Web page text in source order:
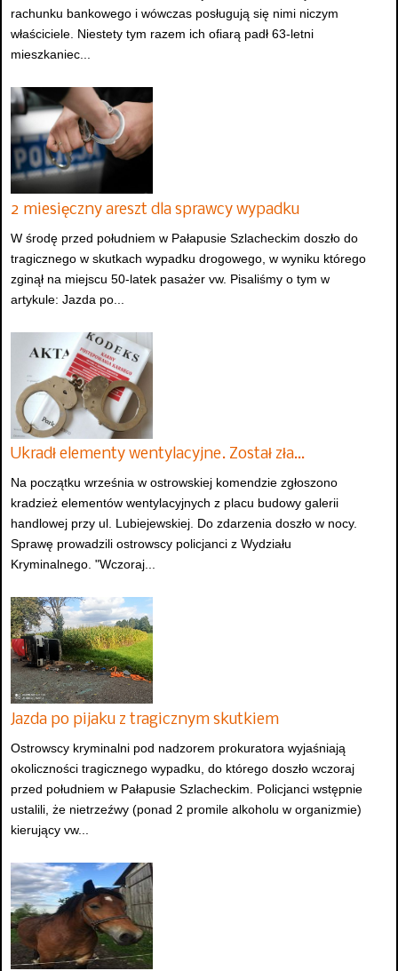
rachunku bankowego i wówczas posługują się nimi niczym
właściciele. Niestety tym razem ich ofiarą padł 63-letni
mieszkaniec...
2 miesięczny areszt dla sprawcy wypadku
W środę przed południem w Pałapusie Szlacheckim doszło do
tragicznego w skutkach wypadku drogowego, w wyniku którego
zginął na miejscu 50-latek pasażer vw. Pisaliśmy o tym w
artykule: Jazda po...
Ukradł elementy wentylacyjne. Został zła…
Na początku września w ostrowskiej komendzie zgłoszono
kradzież elementów wentylacyjnych z placu budowy galerii
handlowej przy ul. Lubiejewskiej. Do zdarzenia doszło w nocy.
Sprawę prowadzili ostrowscy policjanci z Wydziału
Kryminalnego. "Wczoraj...
Jazda po pijaku z tragicznym skutkiem
Ostrowscy kryminalni pod nadzorem prokuratora wyjaśniają
okoliczności tragicznego wypadku, do którego doszło wczoraj
przed południem w Pałapusie Szlacheckim. Policjanci wstępnie
ustalili, że nietrzeźwy (ponad 2 promile alkoholu w organizmie)
kierujący vw...